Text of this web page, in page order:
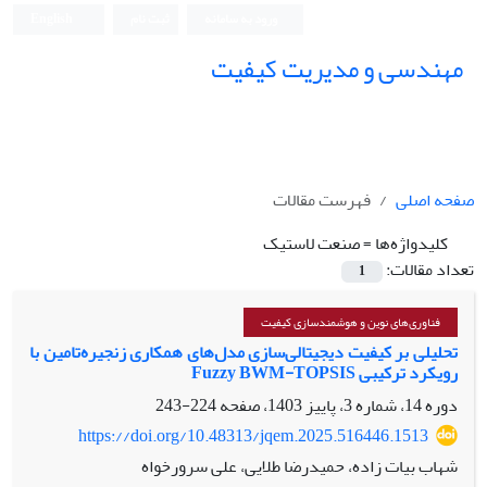
مهندسی و مدیریت کیفیت
صفحه اصلی
فهرست مقالات
کلیدواژه‌ها =صنعت لاستیک
تعداد مقالات:
1
فناوری‌های نوین و هوشمندسازی کیفیت
تحلیلی بر کیفیت دیجیتالی‌سازی مدل‌های همکاری زنجیره‌تامین با
رویکرد ترکیبی Fuzzy BWM-TOPSIS
دوره 14، شماره 3، پاییز 1403، صفحه
224-243
https://doi.org/10.48313/jqem.2025.516446.1513
شهاب بیات زاده، حمیدرضا طلایی، علی سرورخواه